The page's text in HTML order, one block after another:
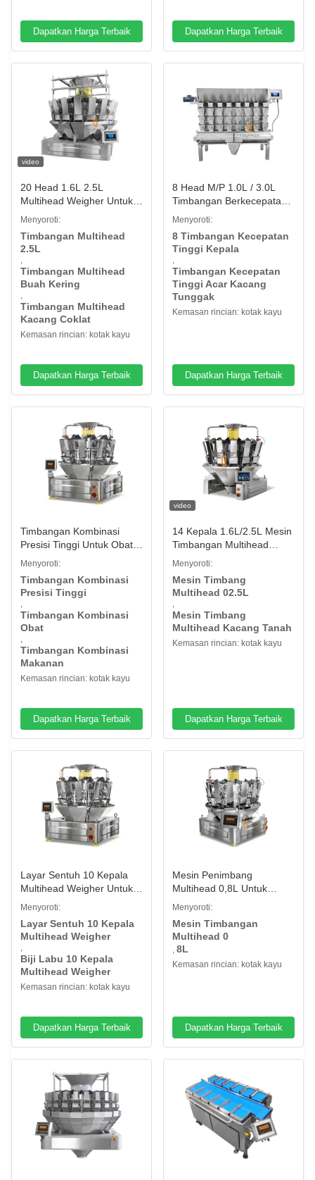
Dapatkan Harga Terbaik Dapatkan Harga Terbaik
video
20 Head 1.6L 2.5L
Multihead Weigher Untuk
QQ Sugar Chocolate Bean
Buah Kering
Menyoroti:
Timbangan Multihead
2.5L
,
Timbangan Multihead
Buah Kering
,
Timbangan Multihead
Kacang Coklat
Kemasan rincian: kotak kayu
Dapatkan Harga Terbaik
8 Head M/P 1.0L / 3.0L
Timbangan Berkecepatan
Tinggi Untuk Acar Ikan
Kecil
Menyoroti:
8 Timbangan Kecepatan
Tinggi Kepala
,
Timbangan Kecepatan
Tinggi Acar Kacang
Tunggak
Kemasan rincian: kotak kayu
Dapatkan Harga Terbaik
Timbangan Kombinasi
Presisi Tinggi Untuk Obat
Makanan Plastik Hareware
Menyoroti:
Timbangan Kombinasi
Presisi Tinggi
,
Timbangan Kombinasi
Obat
,
Timbangan Kombinasi
Makanan
Kemasan rincian: kotak kayu
Dapatkan Harga Terbaik
video
14 Kepala 1.6L/2.5L Mesin
Timbangan Multihead
Untuk Tomat Ceri Pangsit
Beku Kacang Tanah
Menyoroti:
Mesin Timbang
Multihead 02.5L
,
Mesin Timbang
Multihead Kacang Tanah
Kemasan rincian: kotak kayu
Dapatkan Harga Terbaik
Layar Sentuh 10 Kepala
Multihead Weigher Untuk
Walnuts Screw Kernel
Pumpkin Seeds
Menyoroti:
Layar Sentuh 10 Kepala
Multihead Weigher
,
Biji Labu 10 Kepala
Multihead Weigher
Kemasan rincian: kotak kayu
Dapatkan Harga Terbaik
Mesin Penimbang
Multihead 0,8L Untuk
Lobster Manis Lembut
Kurma
Menyoroti:
Mesin Timbangan
Multihead 0
, 8L
Kemasan rincian: kotak kayu
Dapatkan Harga Terbaik